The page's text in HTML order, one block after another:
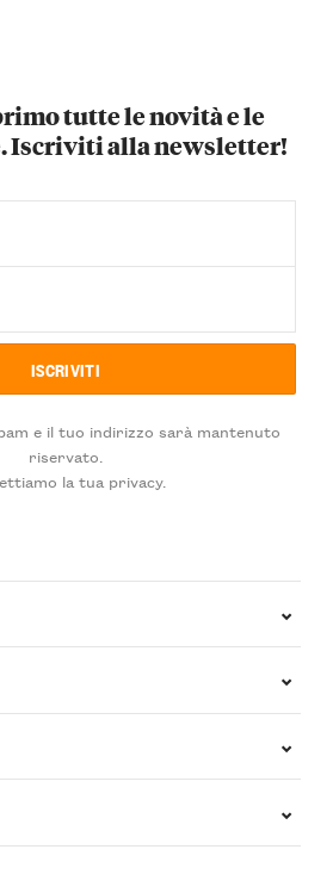
tutte le novità e le
Iscriviti alla newsletter!
e il tuo indirizzo sarà mantenuto
riservato.
la tua privacy.